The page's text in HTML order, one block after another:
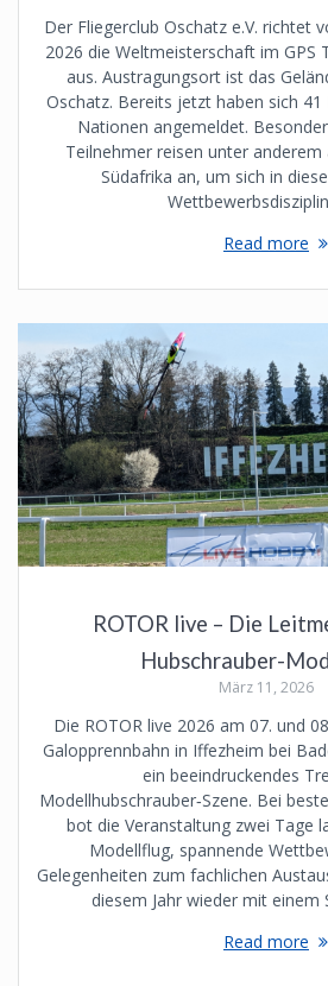
Der Fliegerclub Oschatz e.V. richtet
2026 die Weltmeisterschaft im GPS
aus. Austragungsort ist das
Oschatz. Bereits jetzt haben sich
Nationen angemeldet.
Teilnehmer reisen unter anderem
Südafrika an, um sich in
Read more
ROTOR live – Die
Hubschrauber-
März 11, 2026
Die ROTOR live 2026 am 07. und
Galopprennbahn in Iffezheim bei
ein beeindruckendes
Modellhubschrauber‑Szene. Bei
bot die Veranstaltung zwei Tage
Modellflug, spannende
Gelegenheiten zum fachlichen
diesem Jahr wieder mit
Read more